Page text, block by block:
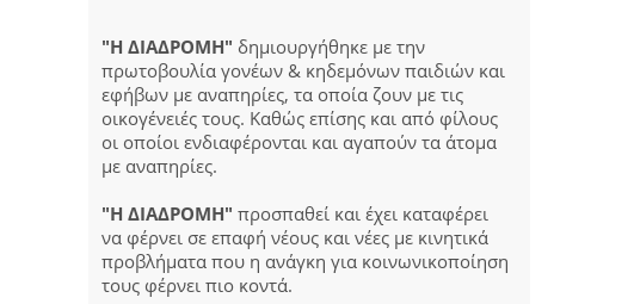
"Η ΔΙΑΔΡΟΜΗ" δημιουργήθηκε με την
πρωτοβουλία γονέων & κηδεμόνων παιδιών και
εφήβων με αναπηρίες, τα οποία ζουν με τις
οικογένειές τους. Καθώς επίσης και από φίλους
οι οποίοι ενδιαφέρονται και αγαπούν τα άτομα
με αναπηρίες.
"Η ΔΙΑΔΡΟΜΗ" προσπαθεί και έχει καταφέρει
να φέρνει σε επαφή νέους και νέες με κινητικά
προβλήματα που η ανάγκη για κοινωνικοποίηση
τους φέρνει πιο κοντά.